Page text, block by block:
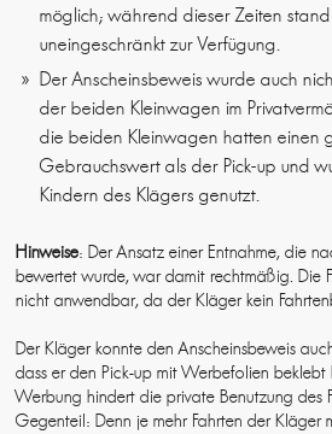
möglich; während dieser Zeiten
uneingeschränkt zur Verfügung.
Der Anscheinsbeweis wurde auch
der beiden Kleinwagen im
die beiden Kleinwagen hatten einen
Gebrauchswert als der Pick-up und
Kindern des Klägers genutzt.
Hinweise: Der Ansatz einer Entnahme, die
bewertet wurde, war damit rechtmäßig. Die
nicht anwendbar, da der Kläger kein
Der Kläger konnte den Anscheinsbeweis
dass er den Pick-up mit Werbefolien
Werbung hindert die private Benutzung des
Gegenteil: Denn je mehr Fahrten der Kläger